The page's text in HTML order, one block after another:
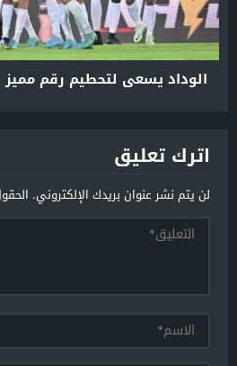
الوداد يسعى لتحطيم رقم مميز
اترك تعليق
لن يتم نشر عنوان بريدك الإلكتروني.